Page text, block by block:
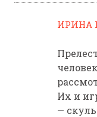
ИРИНА
Их и
—